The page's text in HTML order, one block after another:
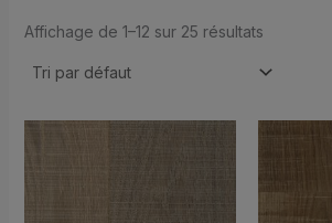
Affichage de 1–12 sur 25 résultats